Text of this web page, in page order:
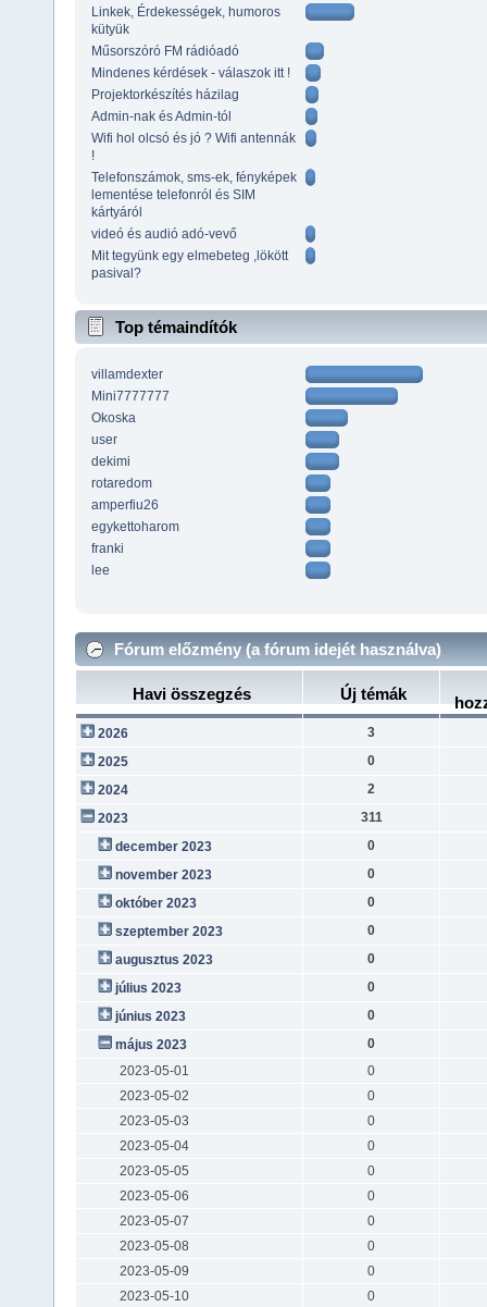
Linkek, Érdekességek, humoros
kütyük
Műsorszóró FM rádióadó
Mindenes kérdések - válaszok itt !
Projektorkészítés házilag
Admin-nak és Admin-tól
Wifi hol olcsó és jó ? Wifi antennák
!
Telefonszámok, sms-ek, fényképek
lementése telefonról és SIM
kártyáról
videó és audió adó-vevő
Mit tegyünk egy elmebeteg ,lökött
pasival?
Top témaindítók
villamdexter
Mini7777777
Okoska
user
dekimi
rotaredom
amperfiu26
egykettoharom
franki
lee
Fórum előzmény (a fórum idejét használva)
Havi összegzés Új témák
2026
3
2025
0
2024
2
2023
311
december 2023
0
november 2023
0
október 2023
0
szeptember 2023
0
augusztus 2023
0
július 2023
0
június 2023
0
május 2023
0
2023-05-01
0
2023-05-02
0
2023-05-03
0
2023-05-04
0
2023-05-05
0
2023-05-06
0
2023-05-07
0
2023-05-08
0
2023-05-09
0
2023-05-10
0